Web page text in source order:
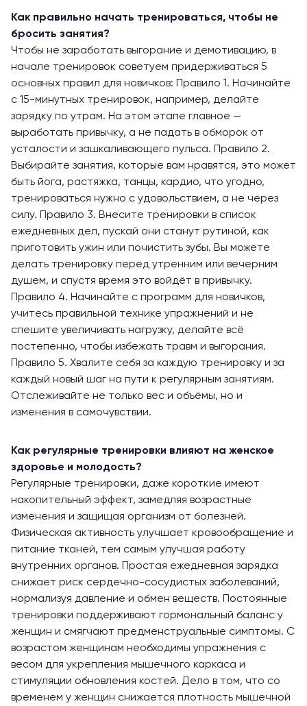
Как правильно начать тренироваться, чтобы не
бросить занятия?
Чтобы не заработать выгорание и демотивацию, в
начале тренировок советуем придерживаться 5
основных правил для новичков: Правило 1. Начинайте
с 15-минутных тренировок, например, делайте
зарядку по утрам. На этом этапе главное —
выработать привычку, а не падать в обморок от
усталости и зашкаливающего пульса. Правило 2.
Выбирайте занятия, которые вам нравятся, это может
быть йога, растяжка, танцы, кардио, что угодно,
тренироваться нужно с удовольствием, а не через
силу. Правило 3. Внесите тренировки в список
ежедневных дел, пускай они станут рутиной, как
приготовить ужин или почистить зубы. Вы можете
делать тренировку перед утренним или вечерним
душем, и спустя время это войдёт в привычку.
Правило 4. Начинайте с программ для новичков,
учитесь правильной технике упражнений и не
спешите увеличивать нагрузку, делайте всё
постепенно, чтобы избежать травм и выгорания.
Правило 5. Хвалите себя за каждую тренировку и за
каждый новый шаг на пути к регулярным занятиям.
Отслеживайте не только вес и объёмы, но и
изменения в самочувствии.
Как регулярные тренировки влияют на женское
здоровье и молодость?
Регулярные тренировки, даже короткие имеют
накопительный эффект, замедляя возрастные
изменения и защищая организм от болезней.
Физическая активность улучшает кровообращение и
питание тканей, тем самым улучшая работу
внутренних органов. Простая ежедневная зарядка
снижает риск сердечно-сосудистых заболеваний,
нормализуя давление и обмен веществ. Постоянные
тренировки поддерживают гормональный баланс у
женщин и смягчают предменструальные симптомы. С
возрастом женщинам необходимы упражнения с
весом для укрепления мышечного каркаса и
стимуляции обновления костей. Дело в том, что со
временем у женщин снижается плотность мышечной